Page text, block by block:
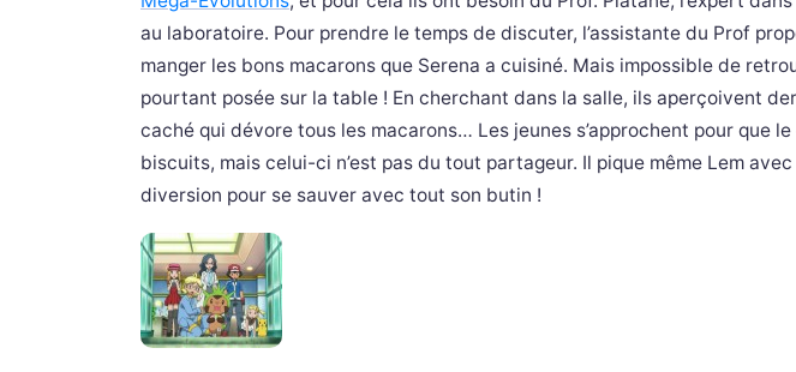
au laboratoire. Pour prendre le temps de discuter, l’assistante du Prof
manger les bons macarons que Serena a cuisiné. Mais impossible de
pourtant posée sur la table ! En cherchant dans la salle, ils aperçoivent
caché qui dévore tous les macarons… Les jeunes s’approchent pour que
biscuits, mais celui-ci n’est pas du tout partageur. Il pique même Lem
diversion pour se sauver avec tout son butin !